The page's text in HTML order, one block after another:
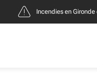
Incendies :